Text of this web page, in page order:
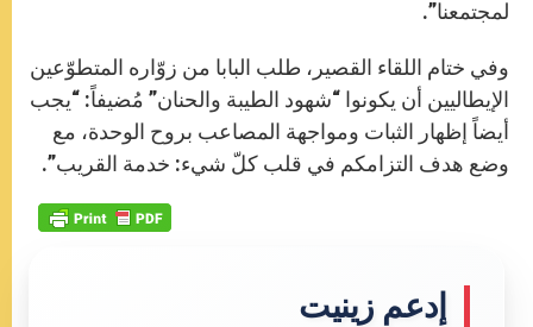
لمجتمعنا”.
وفي ختام اللقاء القصير، طلب البابا من زوّاره المتطوّعين
الإيطاليين أن يكونوا “شهود الطيبة والحنان” مُضيفاً: “يجب
أيضاً إظهار الثبات ومواجهة المصاعب بروح الوحدة، مع
وضع هدف التزامكم في قلب كلّ شيء: خدمة القريب”.
إدعم زينيت